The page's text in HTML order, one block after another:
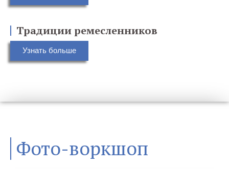
Традиции ремесленников
Узнать больше
Фото-воркшоп